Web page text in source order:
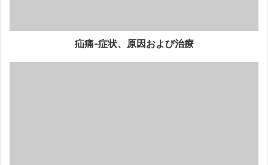
疝痛-症状、原因および治療